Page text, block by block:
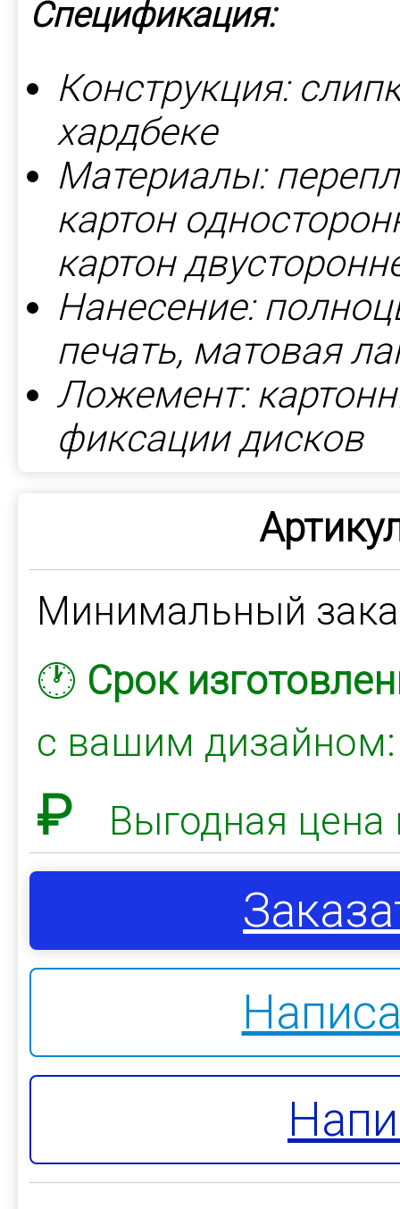
Спецификация:
Конструкция:
хардбеке
Материалы:
картон
картон
Нанесение:
печать, матовая
Ложемент:
фиксации дисков
Минимальный
🕐 Срок
с вашим
₽ Выгодная